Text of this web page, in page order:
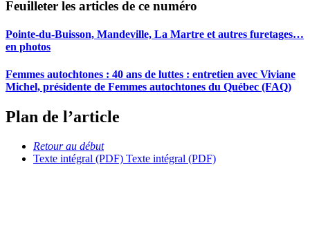
Feuilleter les articles de ce numéro
Pointe-du-Buisson, Mandeville, La Martre et autres furetages…
en photos
Femmes autochtones : 40 ans de luttes : entretien avec Viviane
Michel, présidente de Femmes autochtones du Québec (FAQ)
Plan de l’article
Retour au début
Texte intégral (PDF) Texte intégral (PDF)